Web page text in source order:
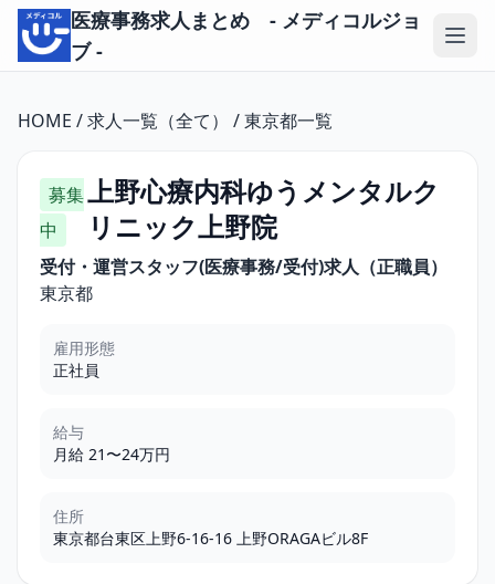
医療事務求人まとめ - メディコルジョ
ブ -
HOME /求人一覧（全て） /東京都一覧
募集
中
上野心療内科ゆうメンタルク
リニック上野院
受付・運営スタッフ(医療事務/受付)求人（正職員）
東京都
雇用形態
正社員
給与
月給 21〜24万円
住所
東京都台東区上野6-16-16 上野ORAGAビル8F